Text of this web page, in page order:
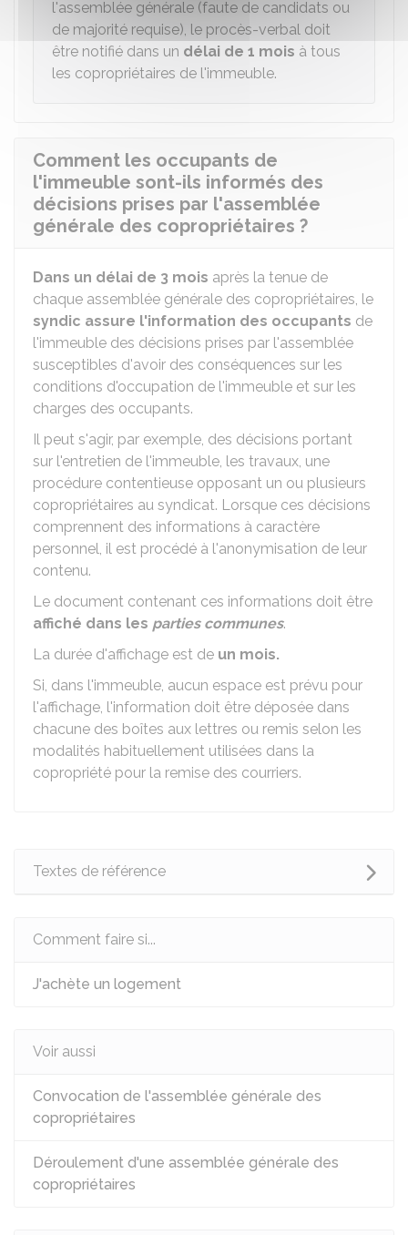
l'assemblée générale (faute de candidats ou
de majorité requise), le procès-verbal doit
être notifié dans un délai de 1 mois à tous
les copropriétaires de l'immeuble.
Comment les occupants de
l'immeuble sont-ils informés des
décisions prises par l'assemblée
générale des copropriétaires ?
Dans un délai de 3 mois après la tenue de
chaque assemblée générale des copropriétaires, le
syndic assure l'information des occupants de
l'immeuble des décisions prises par l'assemblée
susceptibles d'avoir des conséquences sur les
conditions d'occupation de l'immeuble et sur les
charges des occupants.
Il peut s'agir, par exemple, des décisions portant
sur l'entretien de l'immeuble, les travaux, une
procédure contentieuse opposant un ou plusieurs
copropriétaires au syndicat. Lorsque ces décisions
comprennent des informations à caractère
personnel, il est procédé à l'anonymisation de leur
contenu.
Le document contenant ces informations doit être
affiché dans les parties communes.
La durée d'affichage est de un mois.
Si, dans l'immeuble, aucun espace est prévu pour
l'affichage, l'information doit être déposée dans
chacune des boîtes aux lettres ou remis selon les
modalités habituellement utilisées dans la
copropriété pour la remise des courriers.
Textes de référence
Comment faire si...
J'achète un logement
Voir aussi
Convocation de l'assemblée générale des
copropriétaires
Déroulement d'une assemblée générale des
copropriétaires